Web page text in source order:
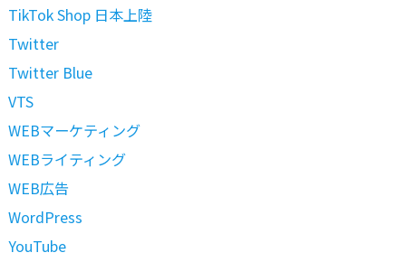
TikTok Shop 日本上陸
Twitter
Twitter Blue
VTS
WEBマーケティング
WEBライティング
WEB広告
WordPress
YouTube